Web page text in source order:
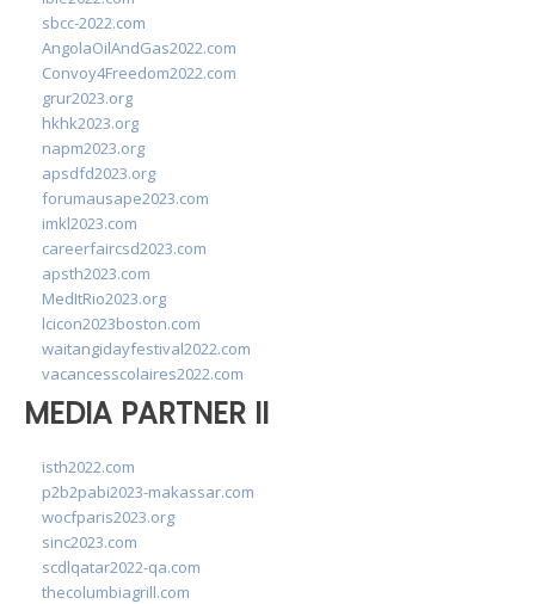
sbcc-2022.com
AngolaOilAndGas2022.com
Convoy4Freedom2022.com
grur2023.org
hkhk2023.org
napm2023.org
apsdfd2023.org
forumausape2023.com
imkl2023.com
careerfaircsd2023.com
apsth2023.com
MedItRio2023.org
lcicon2023boston.com
waitangidayfestival2022.com
vacancesscolaires2022.com
MEDIA PARTNER II
isth2022.com
p2b2pabi2023-makassar.com
wocfparis2023.org
sinc2023.com
scdlqatar2022-qa.com
thecolumbiagrill.com